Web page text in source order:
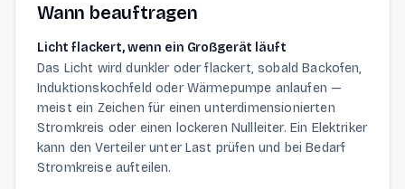
Wann beauftragen
Licht flackert, wenn ein Großgerät läuft
Das Licht wird dunkler oder flackert, sobald Backofen,
Induktionskochfeld oder Wärmepumpe anlaufen —
meist ein Zeichen für einen unterdimensionierten
Stromkreis oder einen lockeren Nullleiter. Ein Elektriker
kann den Verteiler unter Last prüfen und bei Bedarf
Stromkreise aufteilen.